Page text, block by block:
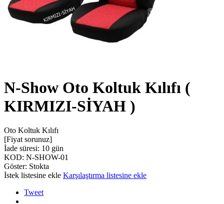
N-Show Oto Koltuk Kılıfı (
KIRMIZI-SİYAH )
Oto Koltuk Kılıfı
[Fiyat sorunuz]
İade süresi: 10 gün
KOD: N-SHOW-01
Göster: Stokta
İstek listesine ekle Karşılaştırma listesine ekle
Tweet